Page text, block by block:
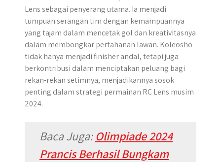
Lens sebagai penyerang utama. Ia menjadi
tumpuan serangan tim dengan kemampuannya
yang tajam dalam mencetak gol dan kreativitasnya
dalam membongkar pertahanan lawan. Koleosho
tidak hanya menjadi finisher andal, tetapi juga
berkontribusi dalam menciptakan peluang bagi
rekan-rekan setimnya, menjadikannya sosok
penting dalam strategi permainan RC Lens musim
2024.
Baca Juga:Olimpiade 2024
Prancis Berhasil Bungkam